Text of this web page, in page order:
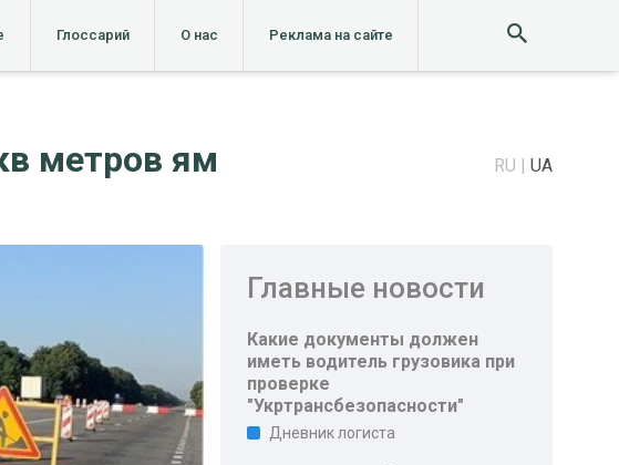
Глоссарий О нас Реклама на сайте
метров ям RU UA
Главные новости
Какие документы должен
иметь водитель грузовика при
проверке
"Укртрансбезопасности"
Дневник логиста